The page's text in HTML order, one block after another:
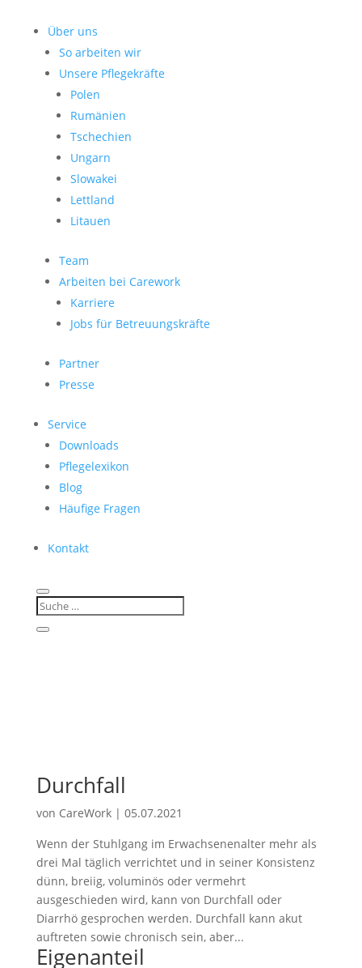
Über uns
So arbeiten wir
Unsere Pflegekräfte
Polen
Rumänien
Tschechien
Ungarn
Slowakei
Lettland
Litauen
Team
Arbeiten bei Carework
Karriere
Jobs für Betreuungskräfte
Partner
Presse
Service
Downloads
Pflegelexikon
Blog
Häufige Fragen
Kontakt
Durchfall
von CareWork| 05.07.2021
Wenn der Stuhlgang im Erwachsenenalter mehr als
drei Mal täglich verrichtet und in seiner Konsistenz
dünn, breiig, voluminös oder vermehrt
ausgeschieden wird, kann von Durchfall oder
Diarrhö gesprochen werden. Durchfall kann akut
auftreten sowie chronisch sein, aber...
Eigenanteil